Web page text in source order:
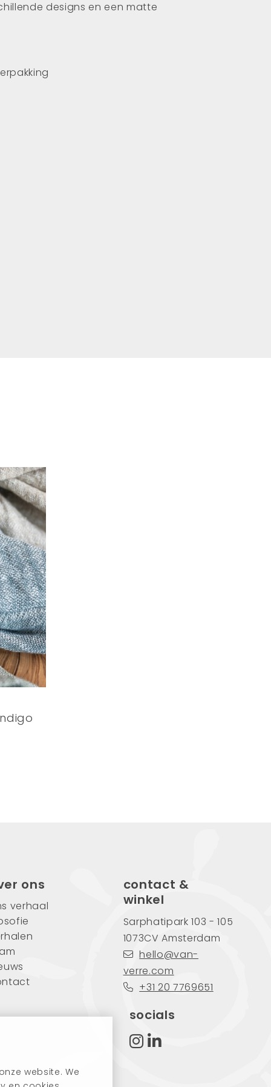
website. We
designs en een matte
ons
verhaal
contact &
winkel
Sarphatipark 103 - 105
1073CV Amsterdam
hello@van-
verre.com
+31 20 7769651
socials